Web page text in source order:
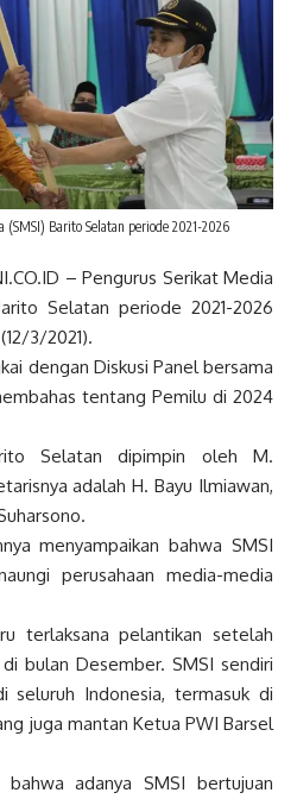
(SMSI) Barito Selatan periode 2021-2026
– Pengurus Serikat Media
Selatan periode 2021-2026
3/2021).
dengan Diskusi Panel bersama
tentang Pemilu di 2024
Selatan dipimpin oleh M.
adalah H. Bayu Ilmiawan,
menyampaikan bahwa SMSI
perusahaan media-media
terlaksana pelantikan setelah
bulan Desember. SMSI sendiri
seluruh Indonesia, termasuk di
juga mantan Ketua PWI Barsel
bahwa adanya SMSI bertujuan